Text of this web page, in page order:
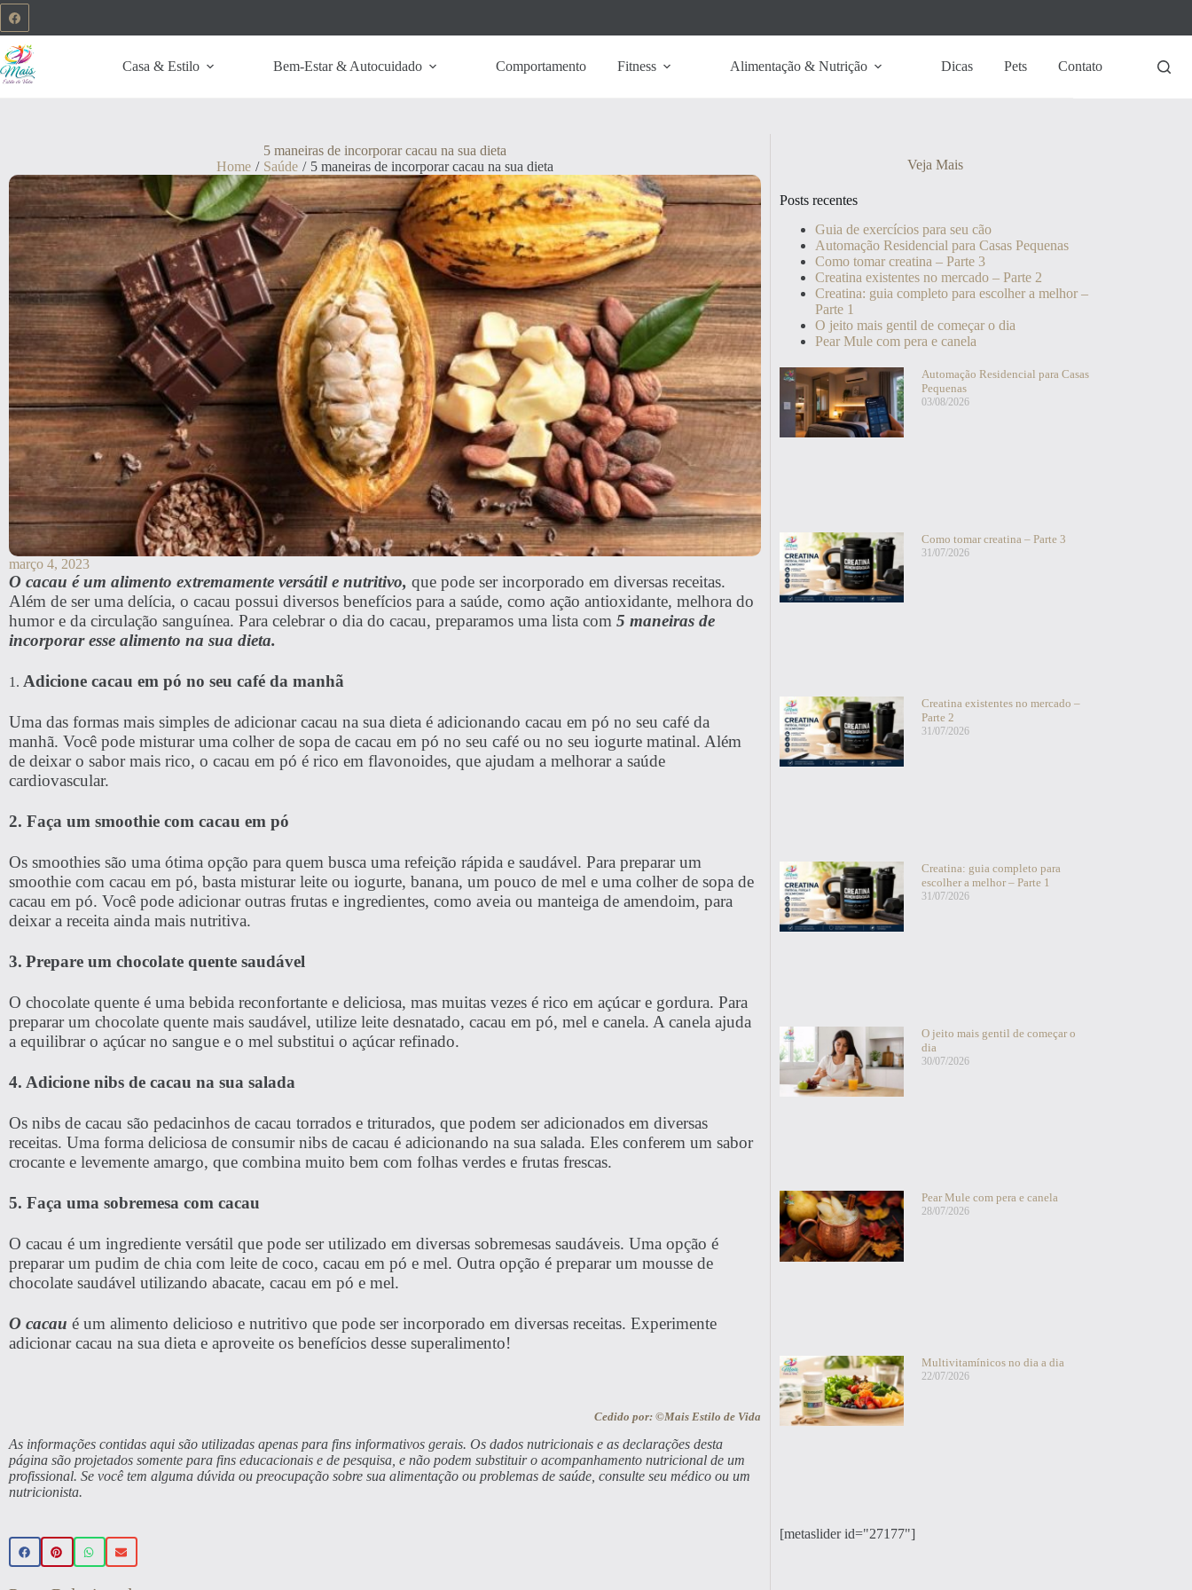
Casa & Estilo Bem-Estar & Autocuidado Comportamento Fitness Alimentação & Nutrição Dicas Pets Contato
5 maneiras de incorporar cacau na sua dieta
Home / Saúde / 5 maneiras de incorporar cacau na sua dieta
março 4, 2023
O cacau é um alimento extremamente versátil e nutritivo, que pode ser incorporado em diversas receitas.
Além de ser uma delícia, o cacau possui diversos benefícios para a saúde, como ação antioxidante, melhora do
humor e da circulação sanguínea. Para celebrar o dia do cacau, preparamos uma lista com 5 maneiras de
incorporar esse alimento na sua dieta.
1. Adicione cacau em pó no seu café da manhã
Uma das formas mais simples de adicionar cacau na sua dieta é adicionando cacau em pó no seu café da
manhã. Você pode misturar uma colher de sopa de cacau em pó no seu café ou no seu iogurte matinal. Além
de deixar o sabor mais rico, o cacau em pó é rico em flavonoides, que ajudam a melhorar a saúde
cardiovascular.
2. Faça um smoothie com cacau em pó
Os smoothies são uma ótima opção para quem busca uma refeição rápida e saudável. Para preparar um
smoothie com cacau em pó, basta misturar leite ou iogurte, banana, um pouco de mel e uma colher de sopa de
cacau em pó. Você pode adicionar outras frutas e ingredientes, como aveia ou manteiga de amendoim, para
deixar a receita ainda mais nutritiva.
3. Prepare um chocolate quente saudável
O chocolate quente é uma bebida reconfortante e deliciosa, mas muitas vezes é rico em açúcar e gordura. Para
preparar um chocolate quente mais saudável, utilize leite desnatado, cacau em pó, mel e canela. A canela ajuda
a equilibrar o açúcar no sangue e o mel substitui o açúcar refinado.
4. Adicione nibs de cacau na sua salada
Os nibs de cacau são pedacinhos de cacau torrados e triturados, que podem ser adicionados em diversas
receitas. Uma forma deliciosa de consumir nibs de cacau é adicionando na sua salada. Eles conferem um sabor
crocante e levemente amargo, que combina muito bem com folhas verdes e frutas frescas.
5. Faça uma sobremesa com cacau
O cacau é um ingrediente versátil que pode ser utilizado em diversas sobremesas saudáveis. Uma opção é
preparar um pudim de chia com leite de coco, cacau em pó e mel. Outra opção é preparar um mousse de
chocolate saudável utilizando abacate, cacau em pó e mel.
O cacau é um alimento delicioso e nutritivo que pode ser incorporado em diversas receitas. Experimente
adicionar cacau na sua dieta e aproveite os benefícios desse superalimento!
Cedido por: ©Mais Estilo de Vida
As informações contidas aqui são utilizadas apenas para fins informativos gerais. Os dados nutricionais e as declarações desta
página são projetados somente para fins educacionais e de pesquisa, e não podem substituir o acompanhamento nutricional de um
profissional. Se você tem alguma dúvida ou preocupação sobre sua alimentação ou problemas de saúde, consulte seu médico ou um
nutricionista.
Veja Mais
Posts recentes
Guia de exercícios para seu cão
Automação Residencial para Casas Pequenas
Como tomar creatina – Parte 3
Creatina existentes no mercado – Parte 2
Creatina: guia completo para escolher a melhor –
Parte 1
O jeito mais gentil de começar o dia
Pear Mule com pera e canela
Automação Residencial para Casas
Pequenas
03/08/2026
Como tomar creatina – Parte 3
31/07/2026
Creatina existentes no mercado –
Parte 2
31/07/2026
Creatina: guia completo para
escolher a melhor – Parte 1
31/07/2026
O jeito mais gentil de começar o
dia
30/07/2026
Pear Mule com pera e canela
28/07/2026
Multivitamínicos no dia a dia
22/07/2026
[metaslider id="27177"]